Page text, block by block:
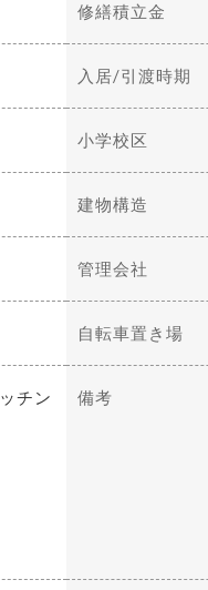
修繕積立金
入居/引渡時期
小学校区
建物構造
管理会社
自転車置き場
チン
備考